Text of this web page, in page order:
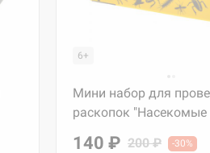
6+
Мини набор для
раскопок
140 ₽ 200 ₽ -30%